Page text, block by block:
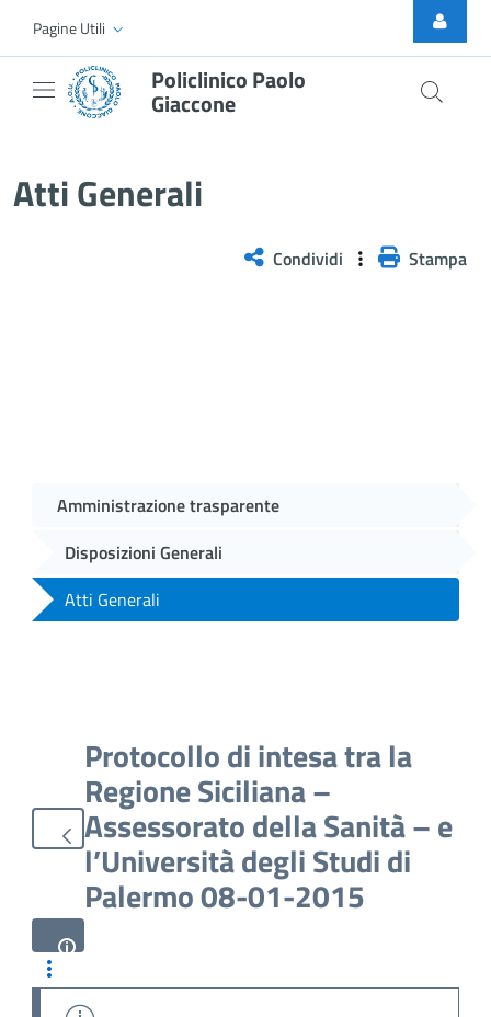
Skip to Main Content
Pagine Utili
Policlinico Paolo
Giaccone
Atti Generali
Condividi Stampa
Amministrazione trasparente
Disposizioni Generali
Atti Generali
Protocollo di intesa tra la
Regione Siciliana –
Assessorato della Sanità – e
l’Università degli Studi di
Palermo 08-01-2015